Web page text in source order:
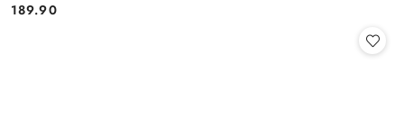
Cena:
189.90